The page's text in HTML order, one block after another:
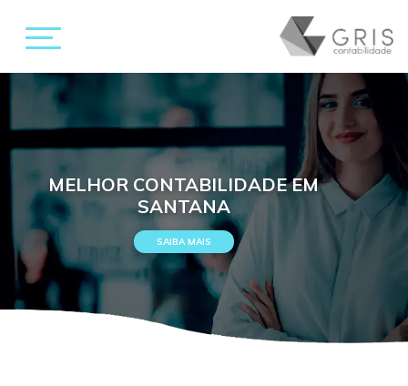
MELHOR CONTABILIDADE EM
SANTANA
SAIBA MAIS